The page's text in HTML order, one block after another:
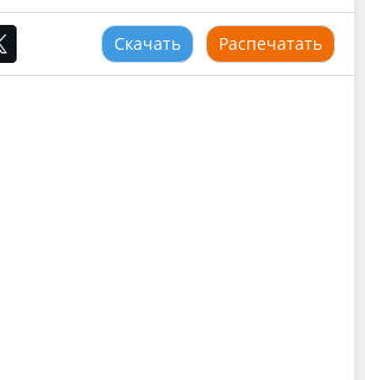
Скачать Распечатать